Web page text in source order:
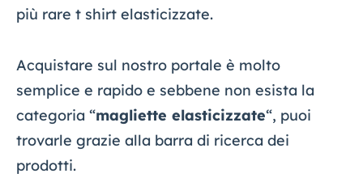
più rare t shirt elasticizzate.
Acquistare sul nostro portale è molto
semplice e rapido e sebbene non esista la
categoria “magliette elasticizzate“, puoi
trovarle grazie alla barra di ricerca dei
prodotti.